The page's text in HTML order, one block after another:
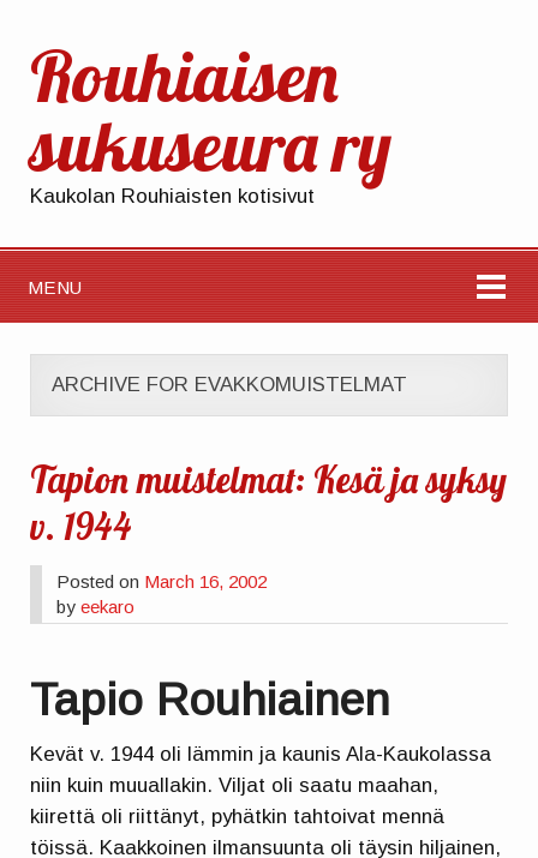
Rouhiaisen
sukuseura ry
Kaukolan Rouhiaisten kotisivut
MENU
ARCHIVE FOR EVAKKOMUISTELMAT
Tapion muistelmat: Kesä ja syksy
v. 1944
Posted on March 16, 2002
byeekaro
Tapio Rouhiainen
Kevät v. 1944 oli lämmin ja kaunis Ala-Kaukolassa
niin kuin muuallakin. Viljat oli saatu maahan,
kiirettä oli riittänyt, pyhätkin tahtoivat mennä
töissä. Kaakkoinen ilmansuunta oli täysin hiljainen,